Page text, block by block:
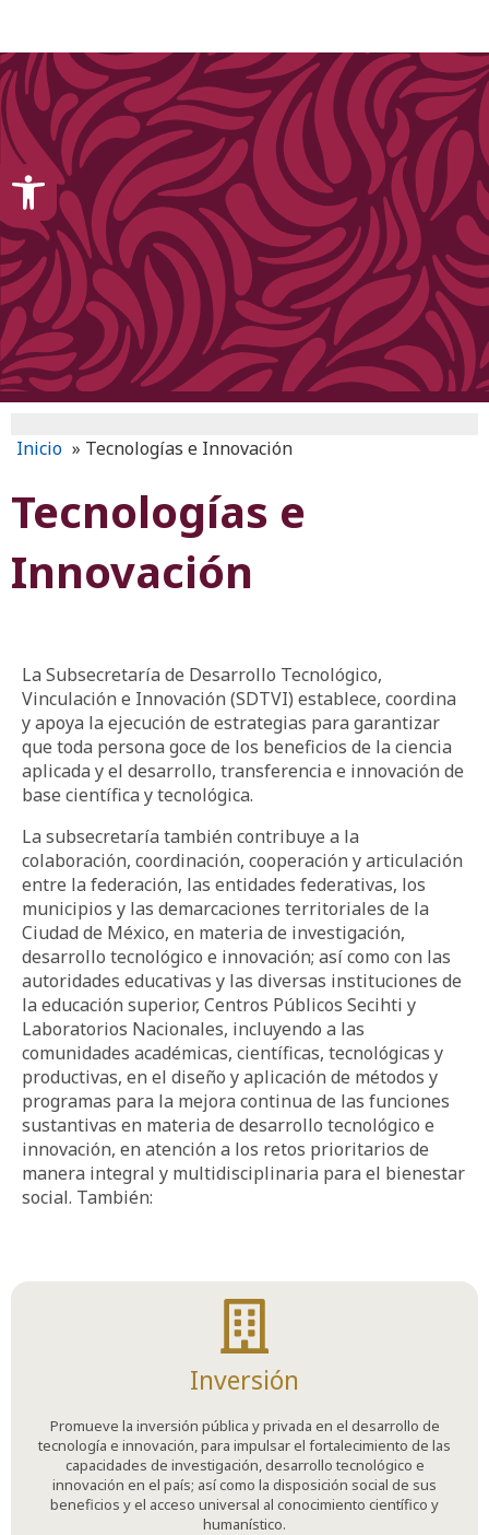
Inicio » Tecnologías e Innovación
Tecnologías e
Innovación
La Subsecretaría de Desarrollo Tecnológico,
Vinculación e Innovación (SDTVI) establece, coordina
y apoya la ejecución de estrategias para garantizar
que toda persona goce de los beneficios de la ciencia
aplicada y el desarrollo, transferencia e innovación de
base científica y tecnológica.
La subsecretaría también contribuye a la
colaboración, coordinación, cooperación y articulación
entre la federación, las entidades federativas, los
municipios y las demarcaciones territoriales de la
Ciudad de México, en materia de investigación,
desarrollo tecnológico e innovación; así como con las
autoridades educativas y las diversas instituciones de
la educación superior, Centros Públicos Secihti y
Laboratorios Nacionales, incluyendo a las
comunidades académicas, científicas, tecnológicas y
productivas, en el diseño y aplicación de métodos y
programas para la mejora continua de las funciones
sustantivas en materia de desarrollo tecnológico e
innovación, en atención a los retos prioritarios de
manera integral y multidisciplinaria para el bienestar
social. También:
Inversión
Promueve la inversión pública y privada en el desarrollo de
tecnología e innovación, para impulsar el fortalecimiento de las
capacidades de investigación, desarrollo tecnológico e
innovación en el país; así como la disposición social de sus
beneficios y el acceso universal al conocimiento científico y
humanístico.
Open toolbar